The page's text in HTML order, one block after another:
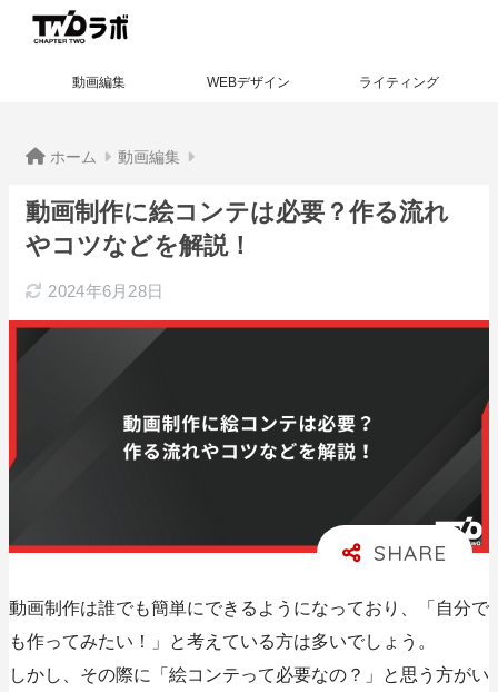
動画編集 WEBデザイン ライティング
ホーム 動画編集
動画制作に絵コンテは必要？作る流れ
やコツなどを解説！
2024年6月28日
動画制作は誰でも簡単にできるようになっており、「自分で
も作ってみたい！」と考えている方は多いでしょう。
しかし、その際に「絵コンテって必要なの？」と思う方がい